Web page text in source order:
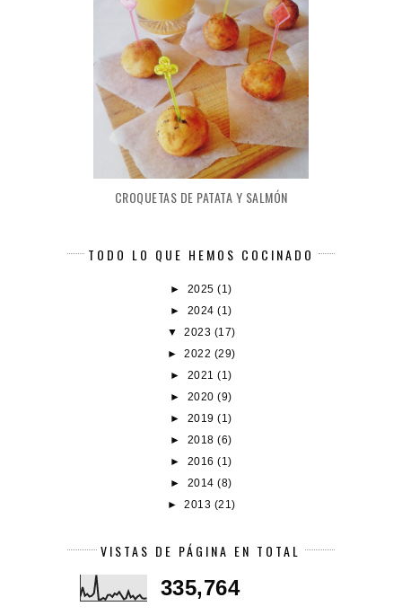
CROQUETAS DE PATATA Y SALMÓN
TODO LO QUE HEMOS COCINADO
► 2025(1)
► 2024(1)
▼ 2023 (17)
► 2022 (29)
► 2021(1)
► 2020(9)
► 2019(1)
► 2018(6)
► 2016(1)
► 2014(8)
► 2013 (21)
VISTAS DE PÁGINA EN TOTAL
335,764